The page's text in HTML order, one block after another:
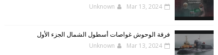
Unknown Mar 13, 2024
فرقة الوحوش غواصات أسطول الشمال الجزء الأول
Unknown Mar 13, 2024